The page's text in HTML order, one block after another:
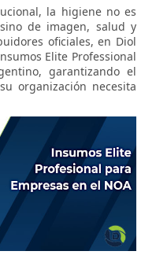
la higiene no es
de imagen, salud y
oficiales, en Diol
Elite Professional
, garantizando el
organización necesita